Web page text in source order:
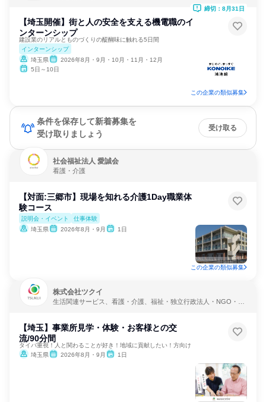
【埼玉開催】街と人の安全を支える機電職のイ
ンターンシップ
建設業のリアルとものづくりの醍醐味に触れる5日間
インターンシップ
埼玉県
2026年8月・9月・10月・11月・12月
5日～10日
締切：8月31日
この企業の類似募集
条件を保存して新着募集を
受け取りましょう
受け取る
社会福祉法人 愛誠会
看護・介護
【対面:三郷市】現場を知れる介護1Day職業体
験コース
説明会・イベント
仕事体験
埼玉県
2026年8月・9月 1日
この企業の類似募集
株式会社ツクイ
生活関連サービス、看護・介護、福祉・独立行政法人・NGO・N
【埼玉】事業所見学・体験・お客様との交
流/90分間
タイパ重視！人と関わることが好き！地域に貢献したい！方向け
埼玉県
2026年8月・9月 1日